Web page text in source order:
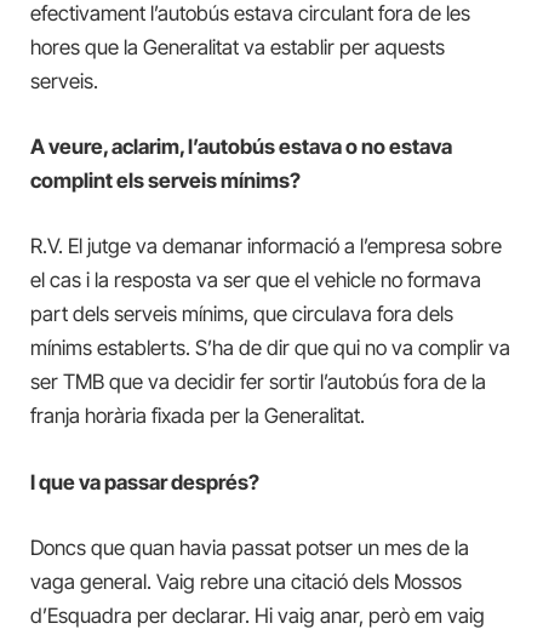
efectivament l’autobús estava circulant fora de les
hores que la Generalitat va establir per aquests
serveis.
A veure, aclarim, l’autobús estava o no estava
complint els serveis mínims?
R.V. El jutge va demanar informació a l’empresa sobre
el cas i la resposta va ser que el vehicle no formava
part dels serveis mínims, que circulava fora dels
mínims establerts. S’ha de dir que qui no va complir va
ser TMB que va decidir fer sortir l’autobús fora de la
franja horària fixada per la Generalitat.
I que va passar després?
Doncs que quan havia passat potser un mes de la
vaga general. Vaig rebre una citació dels Mossos
d’Esquadra per declarar. Hi vaig anar, però em vaig